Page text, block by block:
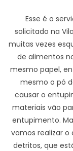
Esse é o
solicitado na
muitas vezes
de alimentos
mesmo papel,
mesmo o pó
causar o
materiais vão
entupimento.
vamos realizar
detritos, que